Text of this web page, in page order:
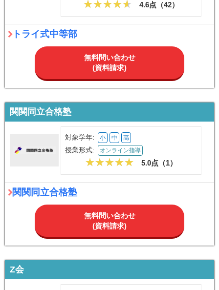
4.6点（42）
トライ式中等部
無料問い合わせ
(資料請求)
関関同立合格塾
対象学年: 小 中 高
授業形式: オンライン指導
5.0点（1）
関関同立合格塾
無料問い合わせ
(資料請求)
Z会